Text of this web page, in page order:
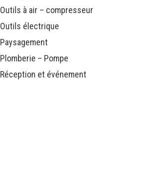
Outils à air – compresseur
Outils électrique
Paysagement
Plomberie – Pompe
Réception et événement